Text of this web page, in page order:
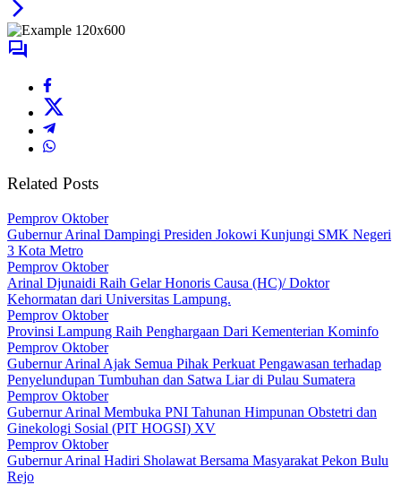
Related Posts
Pemprov Oktober
Gubernur Arinal Dampingi Presiden Jokowi Kunjungi SMK Negeri
3 Kota Metro
Pemprov Oktober
Arinal Djunaidi Raih Gelar Honoris Causa (HC)/ Doktor
Kehormatan dari Universitas Lampung.
Pemprov Oktober
Provinsi Lampung Raih Penghargaan Dari Kementerian Kominfo
Pemprov Oktober
Gubernur Arinal Ajak Semua Pihak Perkuat Pengawasan terhadap
Penyelundupan Tumbuhan dan Satwa Liar di Pulau Sumatera
Pemprov Oktober
Gubernur Arinal Membuka PNI Tahunan Himpunan Obstetri dan
Ginekologi Sosial (PIT HOGSI) XV
Pemprov Oktober
Gubernur Arinal Hadiri Sholawat Bersama Masyarakat Pekon Bulu
Rejo